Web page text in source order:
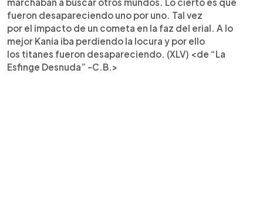
fueron desapareciendo uno por uno. Tal vez
por el impacto de un cometa en la faz del erial. A lo
mejor Kania iba perdiendo la locura y por ello
los titanes fueron desapareciendo. (XLV) <de “La
Esfinge Desnuda” -C.B.>